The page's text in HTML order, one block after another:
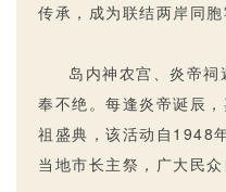
传承，成为联结两岸同胞
岛内神农宫、炎帝
奉不绝。每逢炎帝诞辰
祖盛典， 该活动自1948
当地市长主祭，广大民众